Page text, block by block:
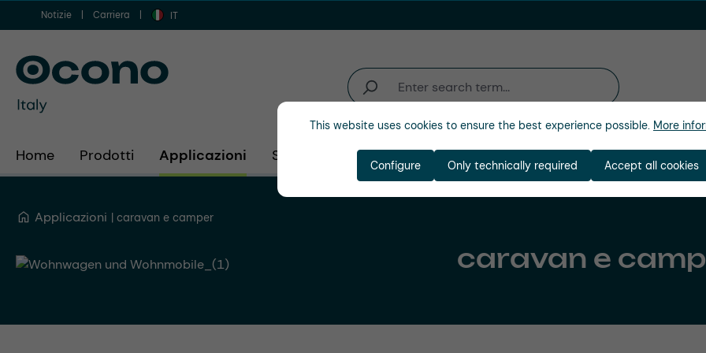
al contenuto principale
Vai alla ricerca
Vai alla navigazione principale
Notizie Carriera IT
Home Prodotti Applicazioni Settori Azienda
Applicazioni caravan e camper
caravan e
This website uses cookies to ensure the best experience possible. More
Only technically required
Configure Accept all cookies